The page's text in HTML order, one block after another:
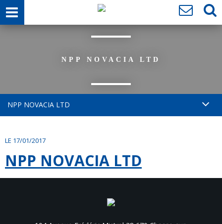
NPP NOVACIA LTD
NPP NOVACIA LTD
LE 17/01/2017
NPP NOVACIA LTD